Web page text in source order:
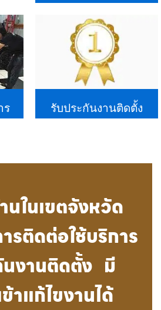
ร รับประกันงานติดตั้ง
นในเขตจังหวัด
รติดต่อใช้บริการ
นงานติดตั้ง มี
าแก้ไขงานได้